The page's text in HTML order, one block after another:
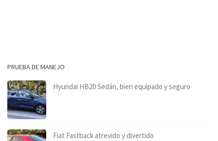
PRUEBA DE MANEJO
Hyundai HB20 Sedán, bien equipado y seguro
Fiat Fastback atrevido y divertido